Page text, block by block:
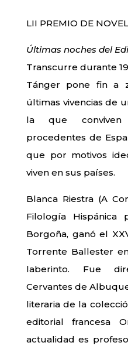
LII PREMIO DE
Últimas noches del
Transcurre durante
Tánger pone fin a
últimas vivencias de
la que conviven
procedentes de
que por motivos
viven en sus países.
Blanca Riestra (A
Filología Hispánica
Borgoña, ganó el
Torrente Ballester
laberinto. Fue
Cervantes de
literaria de la
editorial francesa
actualidad es